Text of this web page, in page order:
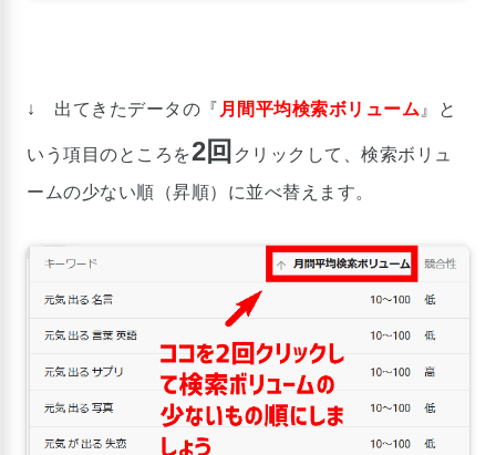
↓ 出てきたデータの『 月間平均検索ボリューム 』と
いう項目のところを2回 クリックして、検索ボリュ
ームの少ない順（昇順）に並べ替えます。